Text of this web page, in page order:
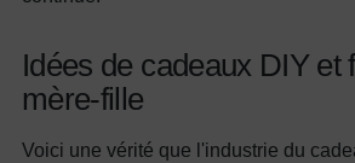
Idées de cadeaux DIY et
mère-fille
Voici une vérité que l'industrie du